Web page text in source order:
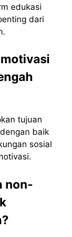
edukasi
dari
tujuan
baik
sosial
non-